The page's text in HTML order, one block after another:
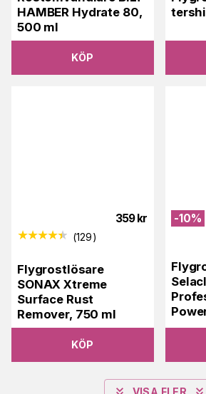
HAMBER Hydrate 80,
500 ml
KÖP
359 kr
(129)
Flygrostlösare
SONAX Xtreme
Surface Rust
Remover, 750 ml
KÖP
-10%
VISA FLER